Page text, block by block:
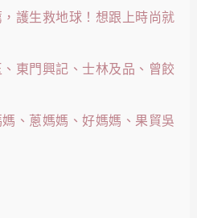
護生救地球！想跟上時尚就
東門興記、士林及品、曾餃
、蔥媽媽、好媽媽、果貿吳